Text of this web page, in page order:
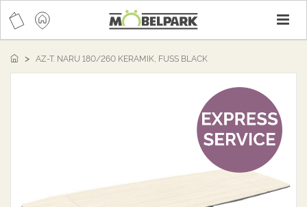
AZ-T. NARU 180/260 KERAMIK, FUSS BLACK